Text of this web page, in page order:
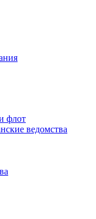
флот
ведомства